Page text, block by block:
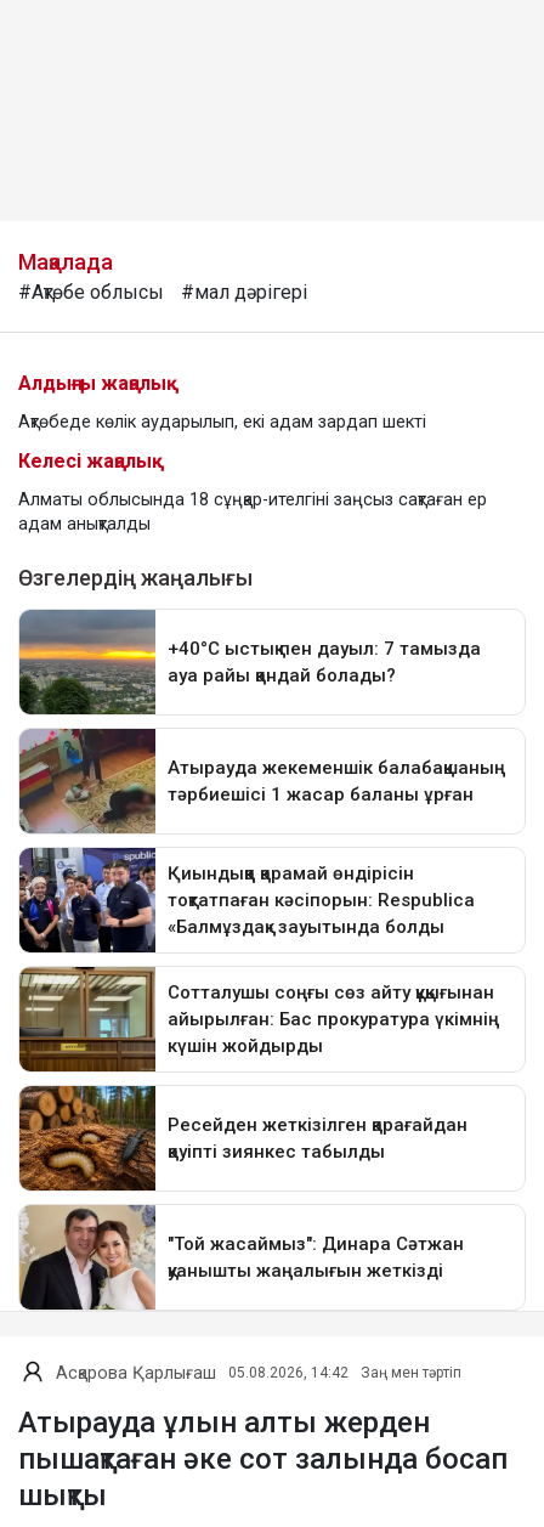
Мақалада
#Ақтөбе облысы #мал дәрігері
Алдыңғы жаңалық
Ақтөбеде көлік аударылып, екі адам зардап шекті
Келесі жаңалық
Алматы облысында 18 сұңқар-ителгіні заңсыз сақтаған ер
адам анықталды
Асқарова Қарлығаш 05.08.2026, 14:42 Заң мен тәртіп
Атырауда ұлын алты жерден
пышақтаған әке сот залында босап
шықты